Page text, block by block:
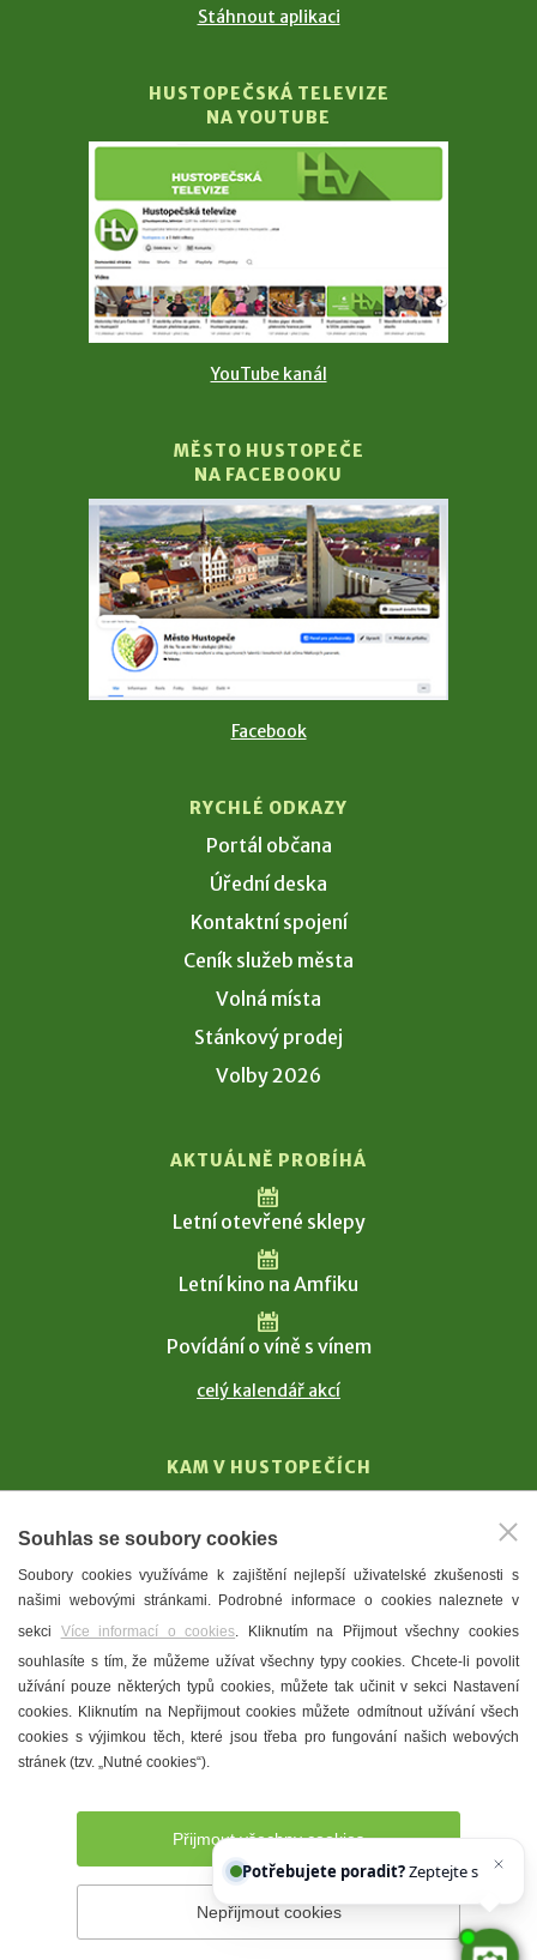
Stáhnout aplikaci
HUSTOPEČSKÁ TELEVIZE
NA YOUTUBE
YouTube kanál
MĚSTO HUSTOPEČE
NA FACEBOOKU
Facebook
RYCHLÉ ODKAZY
Portál občana
Úřední deska
Kontaktní spojení
Ceník služeb města
Volná místa
Stánkový prodej
Volby 2026
AKTUÁLNĚ PROBÍHÁ
Letní otevřené sklepy
Letní kino na Amfiku
Povídání o víně s vínem
celý kalendář akcí
KAM V HUSTOPEČÍCH
T. G. Masaryk
Mandloně
Ubytování
Restaurace
Městské muzeum a galerie
Denní meníčka
Prohlášení o přístupnosti Správce webu
Souhlas se soubory cookies
Soubory cookies využíváme k zajištění nejlepší uživatelské zkušenosti s
našimi webovými stránkami. Podrobné informace o cookies naleznete v
sekci Více informací o cookies. Kliknutím na Přijmout všechny cookies
souhlasíte s tím, že můžeme užívat všechny typy cookies. Chcete-li povolit
užívání pouze některých typů cookies, můžete tak učinit v sekci Nastavení
cookies. Kliknutím na Nepřijmout cookies můžete odmítnout užívání všech
cookies s výjimkou těch, které jsou třeba pro fungování našich webových
stránek (tzv. „Nutné cookies“).
Přijmout všechny cookies
Nepřijmout cookies
Potřebujete poradit?Zeptejte se našeho as